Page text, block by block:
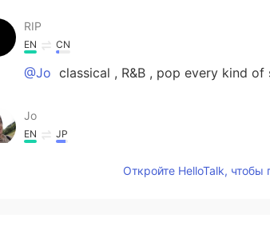
RIP
EN CN
@Jo classical , R&B , pop every kind of
Jo
EN JP
Откройте HelloTalk, чтобы